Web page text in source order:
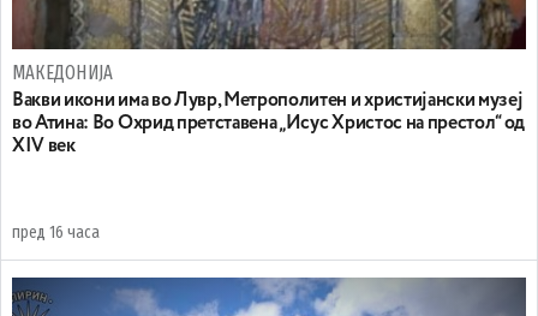
МАКЕДОНИЈА
Вакви икони има во Лувр, Метрополитен и христијански музеј
во Атина: Во Охрид претставена „Исус Христос на престол“ од
XIV век
пред 16 часа